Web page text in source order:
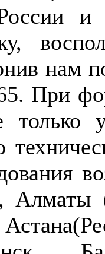
России
нам
При